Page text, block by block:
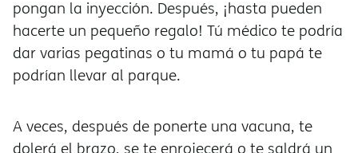
pongan la inyección. Después, ¡hasta pueden
hacerte un pequeño regalo! Tú médico te podría
dar varias pegatinas o tu mamá o tu papá te
podrían llevar al parque.
A veces, después de ponerte una vacuna, te
dolerá el brazo, se te enrojecerá o te saldrá un